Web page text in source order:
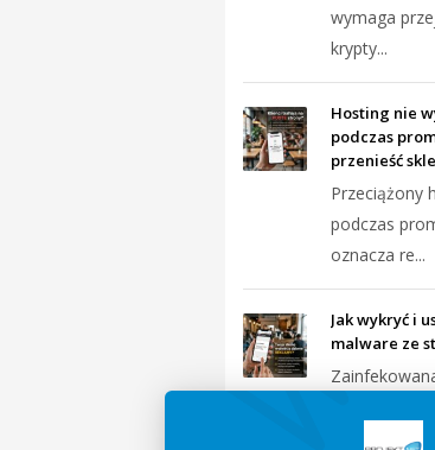
wymaga
krypty...
Hosting nie
podczas
przenieść
Przeciążony
podczas
oznacza re...
Jak wykryć i
malware ze